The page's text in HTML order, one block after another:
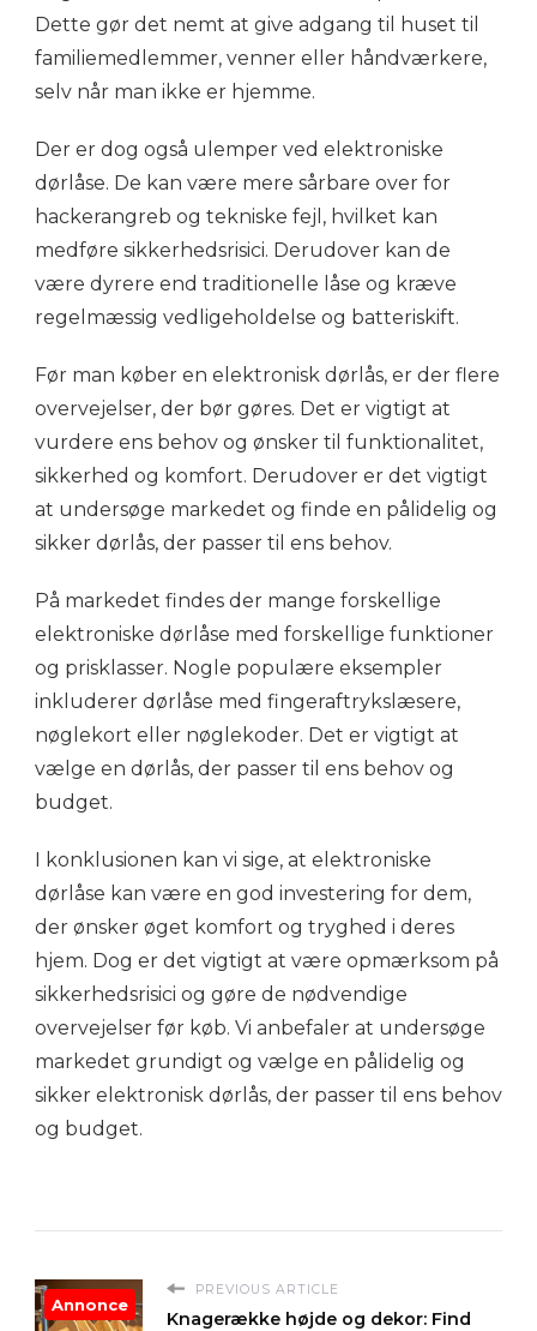
Dette gør det nemt at give adgang til huset til
familiemedlemmer, venner eller håndværkere,
selv når man ikke er hjemme.
Der er dog også ulemper ved elektroniske
dørlåse. De kan være mere sårbare over for
hackerangreb og tekniske fejl, hvilket kan
medføre sikkerhedsrisici. Derudover kan de
være dyrere end traditionelle låse og kræve
regelmæssig vedligeholdelse og batteriskift.
Før man køber en elektronisk dørlås, er der flere
overvejelser, der bør gøres. Det er vigtigt at
vurdere ens behov og ønsker til funktionalitet,
sikkerhed og komfort. Derudover er det vigtigt
at undersøge markedet og finde en pålidelig og
sikker dørlås, der passer til ens behov.
På markedet findes der mange forskellige
elektroniske dørlåse med forskellige funktioner
og prisklasser. Nogle populære eksempler
inkluderer dørlåse med fingeraftrykslæsere,
nøglekort eller nøglekoder. Det er vigtigt at
vælge en dørlås, der passer til ens behov og
budget.
I konklusionen kan vi sige, at elektroniske
dørlåse kan være en god investering for dem,
der ønsker øget komfort og tryghed i deres
hjem. Dog er det vigtigt at være opmærksom på
sikkerhedsrisici og gøre de nødvendige
overvejelser før køb. Vi anbefaler at undersøge
markedet grundigt og vælge en pålidelig og
sikker elektronisk dørlås, der passer til ens behov
og budget.
PREVIOUS ARTICLE
Knagerække højde og dekor: Find
Annonce